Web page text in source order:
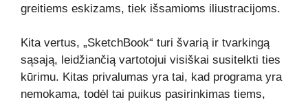
greitiems eskizams, tiek išsamioms iliustracijoms.
Kita vertus, „SketchBook“ turi švarią ir tvarkingą
sąsają, leidžiančią vartotojui visiškai susitelkti ties
kūrimu. Kitas privalumas yra tai, kad programa yra
nemokama, todėl tai puikus pasirinkimas tiems,